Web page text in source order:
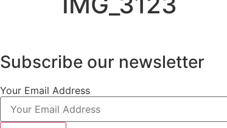
Subscribe our newsletter
Your Email Address